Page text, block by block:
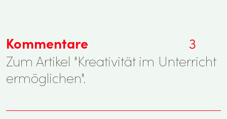
Kommentare
3
Zum Artikel "Kreativität im Unterricht
ermöglichen".